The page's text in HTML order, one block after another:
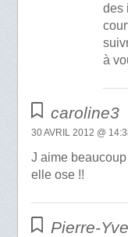
des
à
caroline3
30 AVRIL 2012 @
J aime
elle ose !!
Pierre-